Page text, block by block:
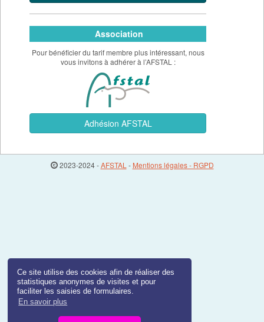
Ce site utilise des cookies afin de réaliser des
statistiques anonymes de visites et pour
faciliter les saisies de formulaires.
En savoir plus
Association
Pour bénéficier du tarif membre plus intéressant, nous
vous invitons à adhérer à l’AFSTAL :
Adhésion AFSTAL
2023-2024 -AFSTAL - Mentions légales - RGPD